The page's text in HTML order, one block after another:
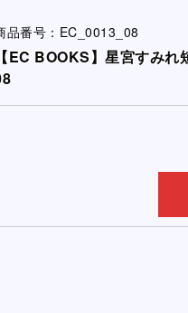
品番号：EC_0013_08
【EC BOOKS】星宮すみ